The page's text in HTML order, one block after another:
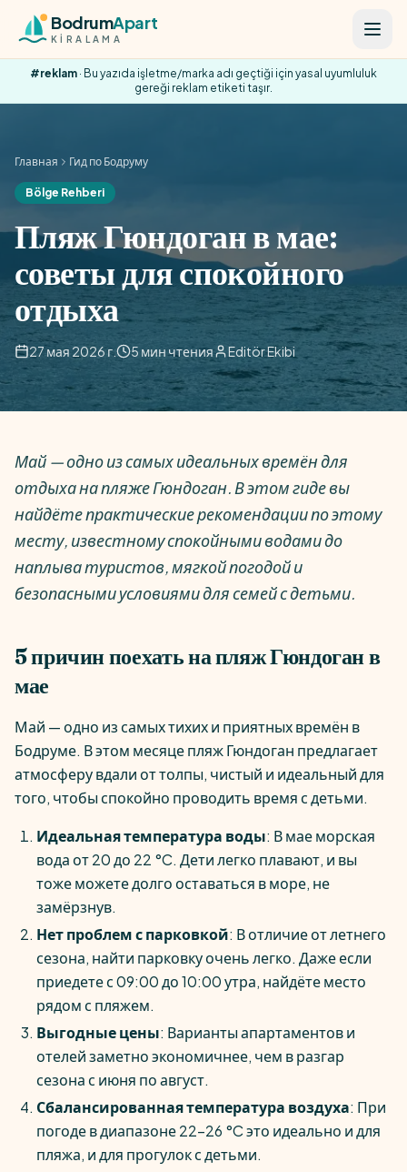
Skip to content
BodrumApart
KİRALAMA
#reklam · Bu yazıda işletme/marka adı geçtiği için yasal uyumluluk
gereği reklam etiketi taşır.
Главная Гид по Бодруму
Bölge Rehberi
Пляж Гюндоган в мае:
советы для спокойного
отдыха
27 мая 2026 г. 5 мин чтения Editör Ekibi
Май — одно из самых идеальных времён для
отдыха на пляже Гюндоган. В этом гиде вы
найдёте практические рекомендации по этому
месту, известному спокойными водами до
наплыва туристов, мягкой погодой и
безопасными условиями для семей с детьми.
5 причин поехать на пляж Гюндоган в
мае
Май — одно из самых тихих и приятных времён в
Бодруме. В этом месяце пляж Гюндоган предлагает
атмосферу вдали от толпы, чистый и идеальный для
того, чтобы спокойно проводить время с детьми.
Идеальная температура воды: В мае морская
вода от 20 до 22 °C. Дети легко плавают, и вы
тоже можете долго оставаться в море, не
замёрзнув.
Нет проблем с парковкой: В отличие от летнего
сезона, найти парковку очень легко. Даже если
приедете с 09:00 до 10:00 утра, найдёте место
рядом с пляжем.
Выгодные цены: Варианты апартаментов и
отелей заметно экономичнее, чем в разгар
сезона с июня по август.
Сбалансированная температура воздуха: При
погоде в диапазоне 22–26 °C это идеально и для
пляжа, и для прогулок с детьми.